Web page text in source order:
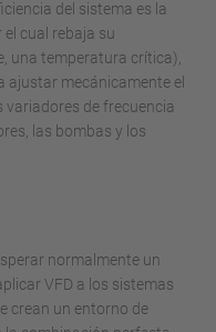
del sistema es la
el cual rebaja su
una temperatura crítica),
ajustar mecánicamente el
variadores de frecuencia
las bombas y los
normalmente un
VFD a los sistemas
crean un entorno de